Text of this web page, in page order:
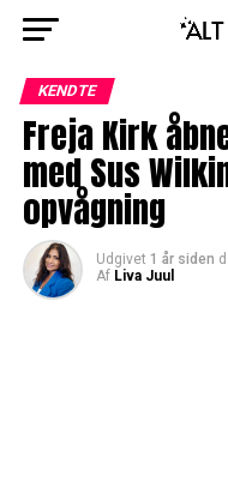
KENDTE
Freja Kirk
med Sus
opvågning
Udgivet 1 år siden d.
Af Liva Juul